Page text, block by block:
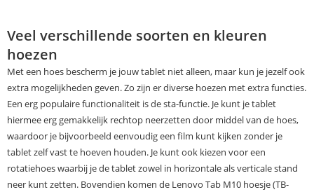
Veel verschillende soorten en kleuren
hoezen
Met een hoes bescherm je jouw tablet niet alleen, maar kun je jezelf ook
extra mogelijkheden geven. Zo zijn er diverse hoezen met extra functies.
Een erg populaire functionaliteit is de sta-functie. Je kunt je tablet
hiermee erg gemakkelijk rechtop neerzetten door middel van de hoes,
waardoor je bijvoorbeeld eenvoudig een film kunt kijken zonder je
tablet zelf vast te hoeven houden. Je kunt ook kiezen voor een
rotatiehoes waarbij je de tablet zowel in horizontale als verticale stand
neer kunt zetten. Bovendien komen de Lenovo Tab M10 hoesje (TB-